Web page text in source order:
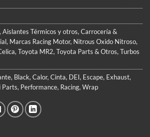
$79.900.
, Aislantes Térmicos y otros, Carrocería &
, Marcas Racing Motor, Nitrous Oxido Nitroso,
, Toyota MR2, Toyota Parts & Otros, Turbos
, Black, Calor, Cinta, DEI, Escape, Exhaust,
Parts, Performance, Racing, Wrap